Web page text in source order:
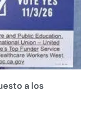
a los